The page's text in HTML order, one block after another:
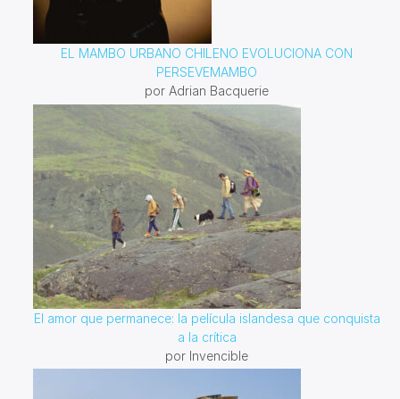
EL MAMBO URBANO CHILENO EVOLUCIONA CON
PERSEVEMAMBO
por Adrian Bacquerie
El amor que permanece: la película islandesa que conquista
a la crítica
por Invencible